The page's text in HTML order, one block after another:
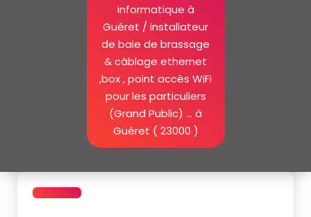
informatique à
Guéret / installateur
de baie de brassage
& câblage ethernet
,box , point accès WiFi
pour les particuliers
(Grand Public) … à
Guéret ( 23000 )